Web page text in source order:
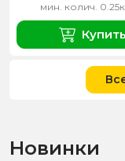
мин. колич.
Купить
Новинки